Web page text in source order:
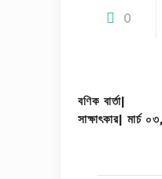
0
বণিক বার্তা|
সাক্ষাৎকার| মার্চ